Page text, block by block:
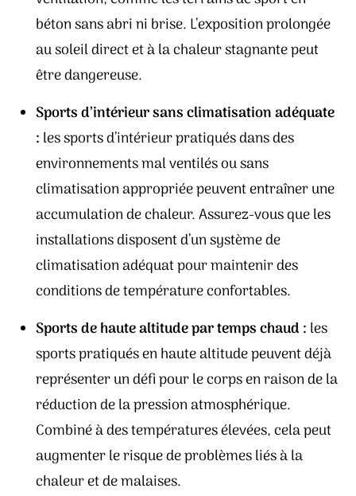
béton sans abri ni brise. L’exposition prolongée
au soleil direct et à la chaleur stagnante peut
être dangereuse.
Sports d’intérieur sans climatisation adéquate
: les sports d’intérieur pratiqués dans des
environnements mal ventilés ou sans
climatisation appropriée peuvent entraîner une
accumulation de chaleur. Assurez-vous que les
installations disposent d’un système de
climatisation adéquat pour maintenir des
conditions de température confortables.
Sports de haute altitude par temps chaud : les
sports pratiqués en haute altitude peuvent déjà
représenter un défi pour le corps en raison de la
réduction de la pression atmosphérique.
Combiné à des températures élevées, cela peut
augmenter le risque de problèmes liés à la
chaleur et de malaises.